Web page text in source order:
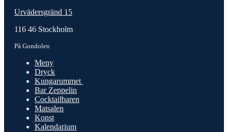
Urvädersgränd 15
116 46 Stockholm
På Gondolen
Meny
Dryck
Kungarummet
Bar Zeppelin
Cocktailbaren
Matsalen
Konst
Kalendarium